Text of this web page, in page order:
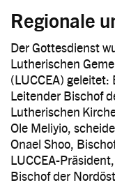
Regionale
Der Gottesdienst
Lutherischen
(LUCCEA) geleitet:
Leitender Bischof
Lutherischen
Ole Meliyio,
Onael Shoo,
LUCCEA-
Bischof der